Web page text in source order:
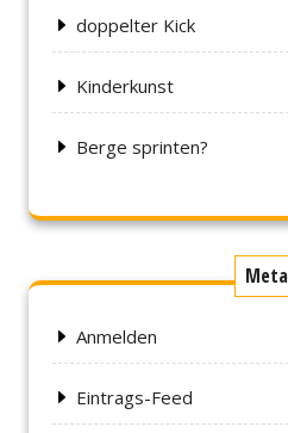
doppelter Kick
Kinderkunst
Berge sprinten?
Meta
Anmelden
Eintrags-Feed